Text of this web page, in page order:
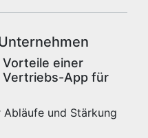
Vorteile einer
Vertriebs-App für
und Stärkung